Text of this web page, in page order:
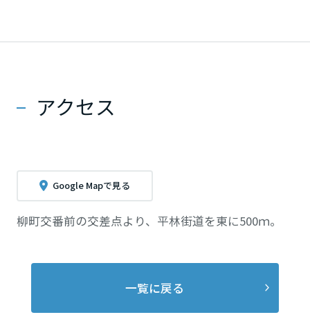
アクセス
Google Mapで見る
柳町交番前の交差点より、平林街道を東に500ｍ。
一覧に戻る
香川県
高知県